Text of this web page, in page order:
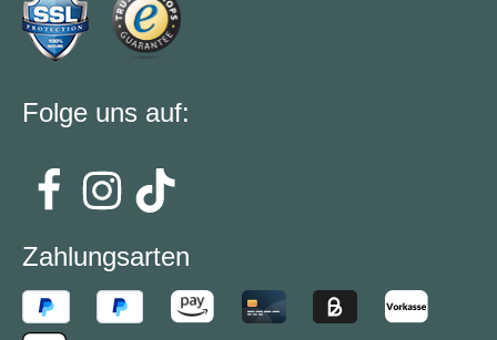
Folge uns auf:
Zahlungsarten